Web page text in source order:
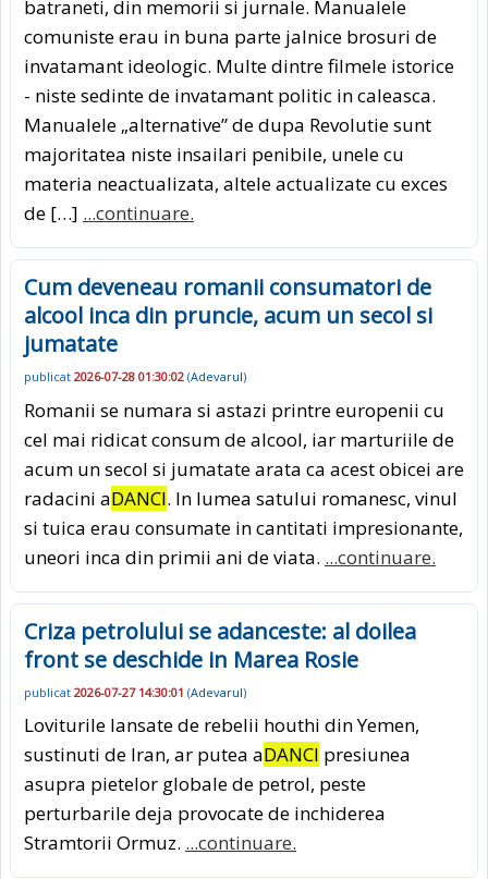
batraneti, din memorii si jurnale. Manualele
comuniste erau in buna parte jalnice brosuri de
invatamant ideologic. Multe dintre filmele istorice
- niste sedinte de invatamant politic in caleasca.
Manualele „alternative” de dupa Revolutie sunt
majoritatea niste insailari penibile, unele cu
materia neactualizata, altele actualizate cu exces
de […] ...continuare.
Cum deveneau romanii consumatori de
alcool inca din pruncie, acum un secol si
jumatate
publicat 2026-07-28 01:30:02 (Adevarul)
Romanii se numara si astazi printre europenii cu
cel mai ridicat consum de alcool, iar marturiile de
acum un secol si jumatate arata ca acest obicei are
radacini aDANCI. In lumea satului romanesc, vinul
si tuica erau consumate in cantitati impresionante,
uneori inca din primii ani de viata. ...continuare.
Criza petrolului se adanceste: al doilea
front se deschide in Marea Rosie
publicat 2026-07-27 14:30:01 (Adevarul)
Loviturile lansate de rebelii houthi din Yemen,
sustinuti de Iran, ar putea aDANCI presiunea
asupra pietelor globale de petrol, peste
perturbarile deja provocate de inchiderea
Stramtorii Ormuz. ...continuare.